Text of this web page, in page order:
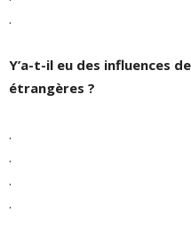
.
Y’a-t-il eu des influences
étrangères ?
.
.
.
.